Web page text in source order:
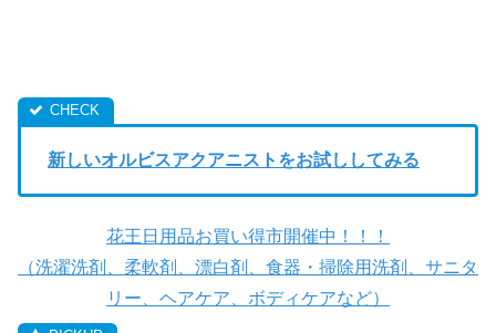
新しいオルビスアクアニストをお試ししてみる
花王日用品お買い得市開催中！！！
（洗濯洗剤、柔軟剤、漂白剤、食器・掃除用洗剤、サニタ
リー、ヘアケア、ボディケアなど）